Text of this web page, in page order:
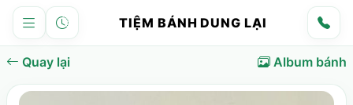
TIỆM BÁNH DUNG LẠI
Quay lại Album bánh